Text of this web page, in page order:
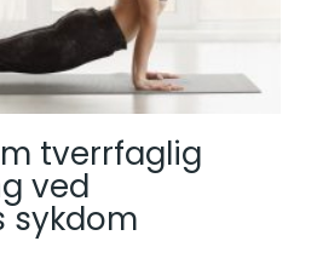
tverrfaglig
ved
sykdom